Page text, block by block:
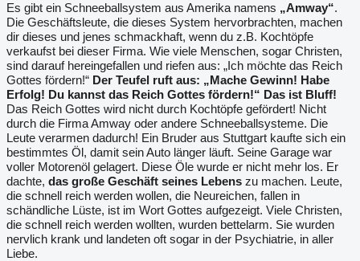
Es gibt ein Schneeballsystem aus Amerika namens „Amway“.
Die Geschäftsleute, die dieses System hervorbrachten, machen
dir dieses und jenes schmackhaft, wenn du z.B. Kochtöpfe
verkaufst bei dieser Firma. Wie viele Menschen, sogar Christen,
sind darauf hereingefallen und riefen aus: „Ich möchte das Reich
Gottes fördern!“ Der Teufel ruft aus: „Mache Gewinn! Habe
Erfolg! Du kannst das Reich Gottes fördern!“ Das ist Bluff!
Das Reich Gottes wird nicht durch Kochtöpfe gefördert! Nicht
durch die Firma Amway oder andere Schneeballsysteme. Die
Leute verarmen dadurch! Ein Bruder aus Stuttgart kaufte sich ein
bestimmtes Öl, damit sein Auto länger läuft. Seine Garage war
voller Motorenöl gelagert. Diese Öle wurde er nicht mehr los. Er
dachte, das große Geschäft seines Lebens zu machen. Leute,
die schnell reich werden wollen, die Neureichen, fallen in
schändliche Lüste, ist im Wort Gottes aufgezeigt. Viele Christen,
die schnell reich werden wollten, wurden bettelarm. Sie wurden
nervlich krank und landeten oft sogar in der Psychiatrie, in aller
Liebe.